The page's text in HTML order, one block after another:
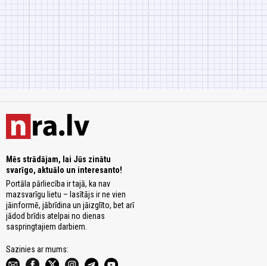
Mēs strādājam, lai Jūs zinātu
svarīgo, aktuālo un interesanto!
Portāla pārliecība ir tajā, ka nav
mazsvarīgu lietu – lasītājs ir ne vien
jāinformē, jābrīdina un jāizglīto, bet arī
jādod brīdis atelpai no dienas
saspringtajiem darbiem.
Sazinies ar mums: